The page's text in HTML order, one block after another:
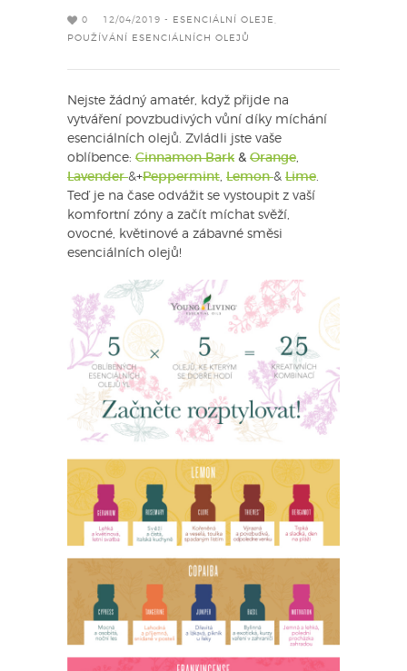
0 12/04/2019 - ESENCIÁLNÍ OLEJE
POUŽÍVÁNÍ ESENCIÁLNÍCH OLEJŮ
Nejste žádný amatér, když přijde na
vytváření povzbudivých vůní díky míchání
esenciálních olejů. Zvládli jste vaše
oblíbence: Cinnamon Bark & Orange,
Lavender&+Peppermint, Lemon& Lime.
Teď je na čase odvážit se vystoupit z vaší
komfortní zóny a začít míchat svěží,
ovocné, květinové a zábavné směsi
esenciálních olejů!